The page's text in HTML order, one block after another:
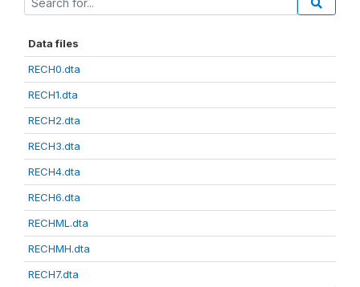
Data files
RECH0.dta
RECH1.dta
RECH2.dta
RECH3.dta
RECH4.dta
RECH6.dta
RECHML.dta
RECHMH.dta
RECH7.dta